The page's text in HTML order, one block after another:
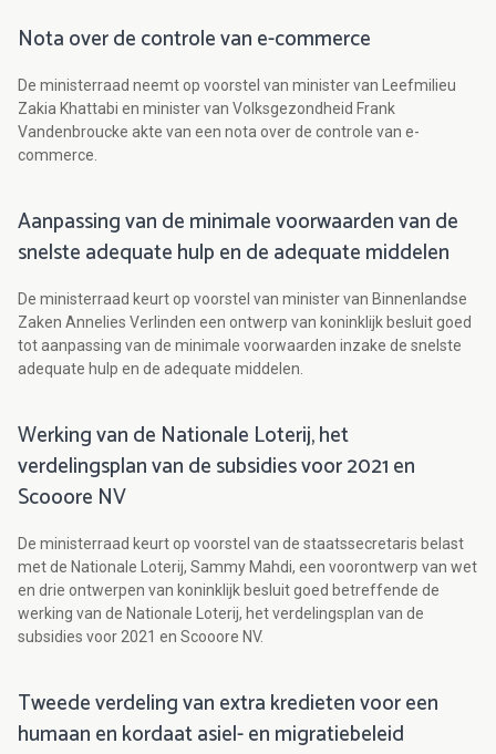
Nota over de controle van e-commerce
De ministerraad neemt op voorstel van minister van Leefmilieu
Zakia Khattabi en minister van Volksgezondheid Frank
Vandenbroucke akte van een nota over de controle van e-
commerce.
Aanpassing van de minimale voorwaarden van de
snelste adequate hulp en de adequate middelen
De ministerraad keurt op voorstel van minister van Binnenlandse
Zaken Annelies Verlinden een ontwerp van koninklijk besluit goed
tot aanpassing van de minimale voorwaarden inzake de snelste
adequate hulp en de adequate middelen.
Werking van de Nationale Loterij, het
verdelingsplan van de subsidies voor 2021 en
Scooore NV
De ministerraad keurt op voorstel van de staatssecretaris belast
met de Nationale Loterij, Sammy Mahdi, een voorontwerp van wet
en drie ontwerpen van koninklijk besluit goed betreffende de
werking van de Nationale Loterij, het verdelingsplan van de
subsidies voor 2021 en Scooore NV.
Tweede verdeling van extra kredieten voor een
humaan en kordaat asiel- en migratiebeleid